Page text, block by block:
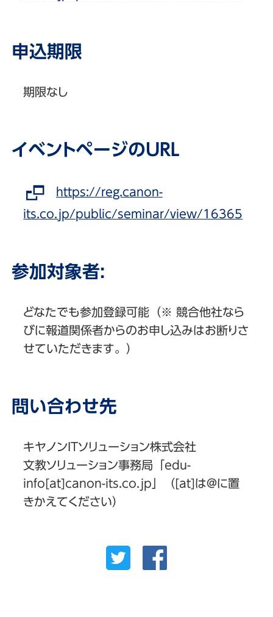
申込期限
期限なし
イベントページのURL
https://reg.canon-
its.co.jp/public/seminar/view/16365
参加対象者:
どなたでも参加登録可能（※ 競合他社なら
びに報道関係者からのお申し込みはお断りさ
せていただきます。）
問い合わせ先
キヤノンITソリューション株式会社
文教ソリューション事務局「edu-
info[at]canon-its.co.jp」（[at]は@に置
きかえてください）